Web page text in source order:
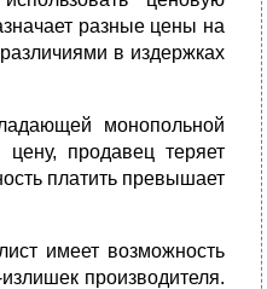
разные цены на
в издержках
монопольной
продавец теряет
платить превышает
имеет возможность
производителя.